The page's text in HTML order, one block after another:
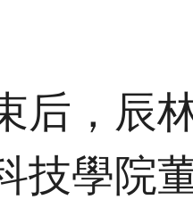
后，辰
技學院